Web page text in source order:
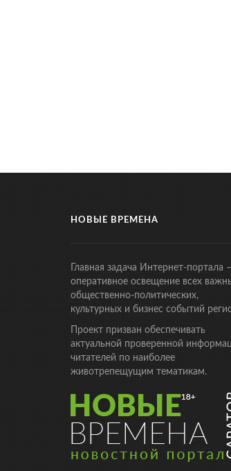
НОВЫЕ ВРЕМЕНА
Главная задача Интернет-портала –
оперативное освещение всех
общественно-политических,
культурных и бизнес событий
Проект призван обеспечивать
актуальной проверенной
читателей по наиболее
животрепещущим тематикам.